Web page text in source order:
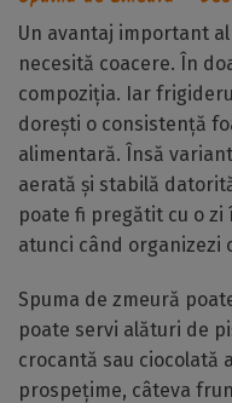
Un avantaj important
necesită coacere. În
compoziția. Iar
dorești o consistență
alimentară. Însă
aerată și stabilă
poate fi pregătit cu o
atunci când organizezi
Spuma de zmeură
poate servi alături de
crocantă sau ciocolată
prospețime, câteva